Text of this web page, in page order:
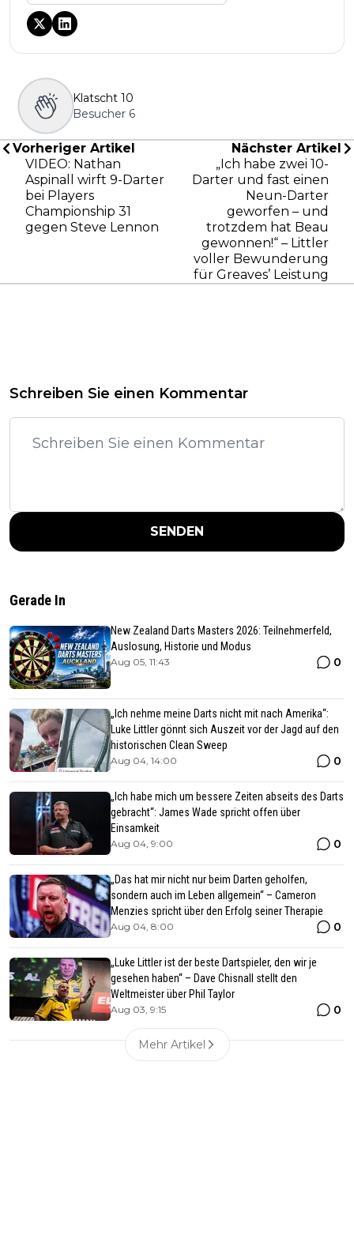
Klatscht 10
Besucher 6
Vorheriger Artikel
VIDEO: Nathan
Aspinall wirft 9-Darter
bei Players
Championship 31
gegen Steve Lennon
Nächster Artikel
„Ich habe zwei 10-
Darter und fast einen
Neun-Darter
geworfen – und
trotzdem hat Beau
gewonnen!“ – Littler
voller Bewunderung
für Greaves’ Leistung
Schreiben Sie einen Kommentar
SENDEN
Gerade In
New Zealand Darts Masters 2026: Teilnehmerfeld,
Auslosung, Historie und Modus
Aug 05, 11:43 0
„Ich nehme meine Darts nicht mit nach Amerika“:
Luke Littler gönnt sich Auszeit vor der Jagd auf den
historischen Clean Sweep
Aug 04, 14:00 0
„Ich habe mich um bessere Zeiten abseits des Darts
gebracht“: James Wade spricht offen über
Einsamkeit
Aug 04, 9:00 0
„Das hat mir nicht nur beim Darten geholfen,
sondern auch im Leben allgemein“ – Cameron
Menzies spricht über den Erfolg seiner Therapie
Aug 04, 8:00 0
„Luke Littler ist der beste Dartspieler, den wir je
gesehen haben“ – Dave Chisnall stellt den
Weltmeister über Phil Taylor
Aug 03, 9:15 0
Mehr Artikel